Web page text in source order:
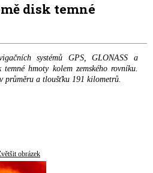
disk temné
systémů GPS, GLONASS a
hmoty kolem zemského rovníku.
a tloušťku 191 kilometrů.
obrázek